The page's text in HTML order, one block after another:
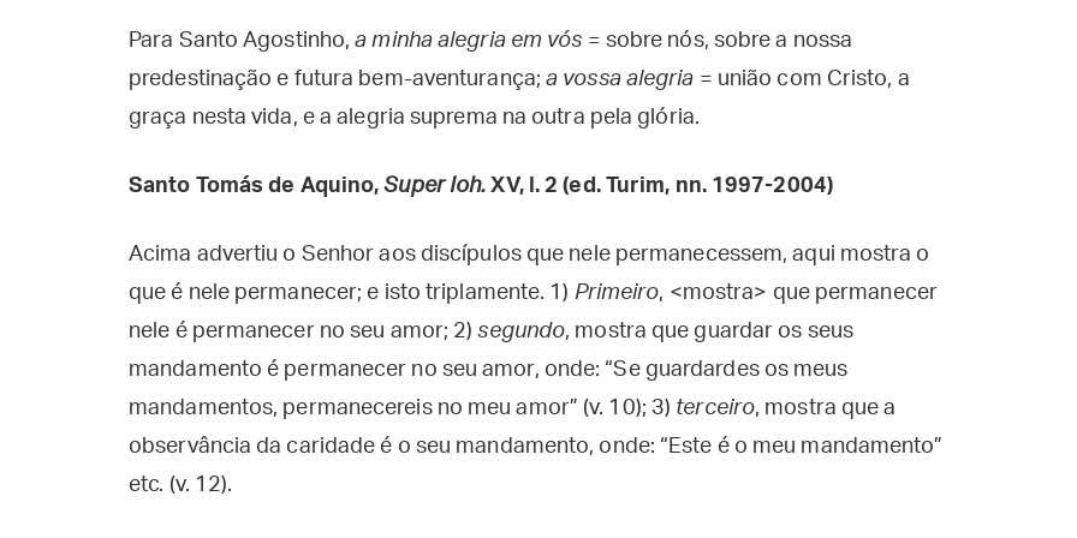
Para Santo Agostinho,a minha alegria em vós = sobre nós, sobre a nossa
predestinação e futura bem-aventurança;a vossa alegria = união com Cristo, a
graça nesta vida, e a alegria suprema na outra pela glória.
Santo Tomás de Aquino,Super Ioh. XV, l. 2 (ed. Turim, nn. 1997-2004)
Acima advertiu o Senhor aos discípulos que nele permanecessem, aqui mostra o
que é nele permanecer; e isto triplamente. 1) Primeiro, <mostra> que permanecer
nele é permanecer no seu amor; 2)segundo, mostra que guardar os seus
mandamento é permanecer no seu amor, onde: “Se guardardes os meus
mandamentos, permanecereis no meu amor” (v. 10); 3) terceiro, mostra que a
observância da caridade é o seu mandamento, onde: “Este é o meu mandamento”
etc. (v. 12).